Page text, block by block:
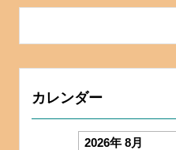
カレンダー
2026年 8月